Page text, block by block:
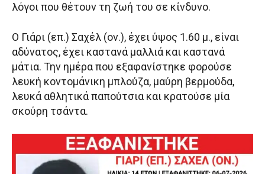
λόγοι που θέτουν τη ζωή του σε κίνδυνο.
Ο Γιάρι (επ.) Σαχέλ (ον.), έχει ύψος 1.60 μ., είναι
αδύνατος, έχει καστανά μαλλιά και καστανά
μάτια. Την ημέρα που εξαφανίστηκε φορούσε
λευκή κοντομάνικη μπλούζα, μαύρη βερμούδα,
λευκά αθλητικά παπούτσια και κρατούσε μία
σκούρη τσάντα.